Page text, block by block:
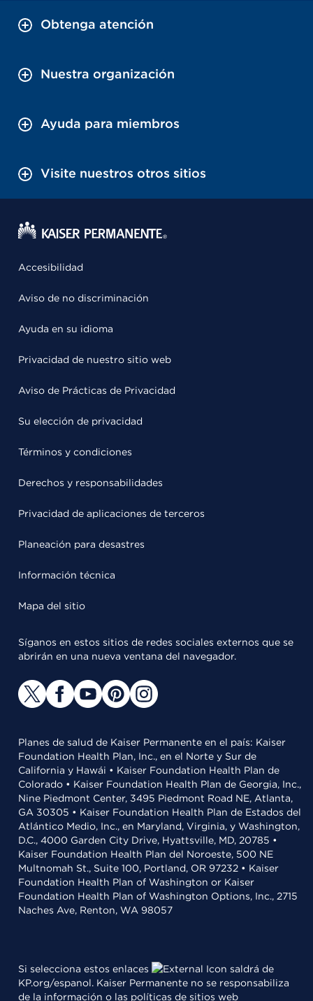
Obtenga atención
Nuestra organización
Ayuda para miembros
Visite nuestros otros sitios
Accesibilidad
Aviso de no discriminación
Ayuda en su idioma
Privacidad de nuestro sitio web
Aviso de Prácticas de Privacidad
Su elección de privacidad
Términos y condiciones
Derechos y responsabilidades
Privacidad de aplicaciones de terceros
Planeación para desastres
Información técnica
Mapa del sitio
Síganos en estos sitios de redes sociales externos que se
abrirán en una nueva ventana del navegador.
Planes de salud de Kaiser Permanente en el país: Kaiser
Foundation Health Plan, Inc., en el Norte y Sur de
California y Hawái • Kaiser Foundation Health Plan de
Colorado • Kaiser Foundation Health Plan de Georgia, Inc.,
Nine Piedmont Center, 3495 Piedmont Road NE, Atlanta,
GA 30305 • Kaiser Foundation Health Plan de Estados del
Atlántico Medio, Inc., en Maryland, Virginia, y Washington,
D.C., 4000 Garden City Drive, Hyattsville, MD, 20785 •
Kaiser Foundation Health Plan del Noroeste, 500 NE
Multnomah St., Suite 100, Portland, OR 97232 • Kaiser
Foundation Health Plan of Washington or Kaiser
Foundation Health Plan of Washington Options, Inc., 2715
Naches Ave, Renton, WA 98057
Si selecciona estos enlaces
saldrá de
KP.org/espanol. Kaiser Permanente no se responsabiliza
de la información o las políticas de sitios web